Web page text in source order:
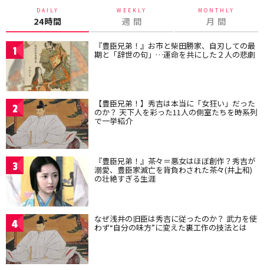
DAILY
24時間
WEEKLY
週 間
MONTHLY
月 間
1 『豊臣兄弟！』お市と柴田勝家、自刃しての最
期と「辞世の句」…運命を共にした２人の悲劇
2 【豊臣兄弟！】秀吉は本当に「女狂い」だった
のか？ 天下人を彩った11人の側室たちを時系列
で一挙紹介
3 『豊臣兄弟！』茶々＝悪女はほぼ創作？秀吉が
溺愛、豊臣家滅亡を背負わされた茶々(井上和)
の壮絶すぎる生涯
4 なぜ浅井の旧臣は秀吉に従ったのか？ 武力を使
わず“自分の味方”に変えた裏工作の技法とは